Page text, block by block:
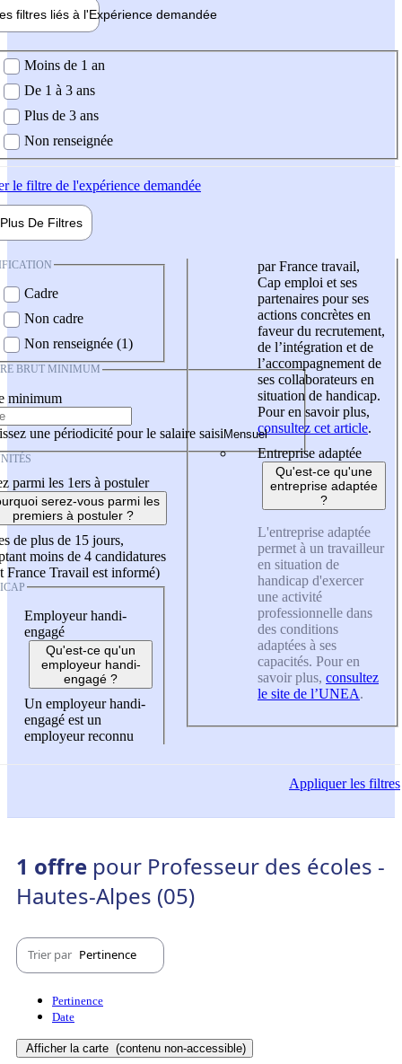
filtres liés à l'Expérience demandée
demandée
Moins de 1 an
De 1 à 3 ans
Plus de 3 ans
Non renseignée
le filtre de l'expérience demandée
Plus De Filtres
Cadre
Non cadre
Non renseignée (1)
BRUT MINIMUM
minimum
une périodicité pour le salaire saisi
parmi les 1ers à postuler
serez-vous parmi les
premiers à postuler ?
de plus de 15 jours,
moins de 4 candidatures
France Travail est informé)
Employeur handi-
engagé
Qu'est-ce qu'un
employeur handi-
engagé ?
Un employeur handi-
engagé est un
employeur reconnu
par France travail,
Cap emploi et ses
partenaires pour ses
actions concrètes en
faveur du recrutement,
de l’intégration et de
l’accompagnement de
ses collaborateurs en
situation de handicap.
Pour en savoir plus,
consultez cet article.
Entreprise adaptée
Qu'est-ce qu'une
entreprise adaptée
?
L'entreprise adaptée
permet à un travailleur
en situation de
handicap d'exercer
une activité
professionnelle dans
des conditions
adaptées à ses
capacités. Pour en
savoir plus, consultez
le site de l’UNEA.
Appliquerles filtres
1 offre pour Professeur des écoles -
Hautes-Alpes (05)
Trier par Pertinence
Pertinence
Date
Afficher la carte (contenu non-accessible)